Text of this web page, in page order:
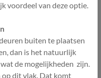
voordeel van deze optie.
buiten te plaatsen
dan is het natuurlijk
de mogelijkheden zijn.
op dit vlak. Dat komt